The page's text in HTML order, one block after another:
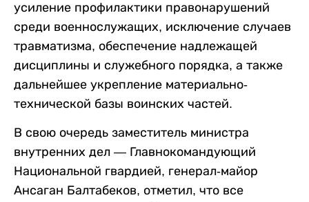
усиление профилактики правонарушений
среди военнослужащих, исключение случаев
травматизма, обеспечение надлежащей
дисциплины и служебного порядка, а также
дальнейшее укрепление материально-
технической базы воинских частей.
В свою очередь заместитель министра
внутренних дел — Главнокомандующий
Национальной гвардией, генерал-майор
Ансаган Балтабеков, отметил, что все